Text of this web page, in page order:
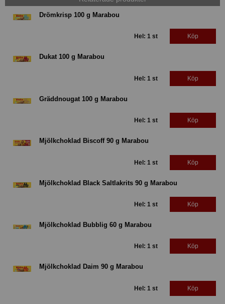
Drömkrisp 100 g Marabou
Hel: 1 st Köp
Dukat 100 g Marabou
Hel: 1 st Köp
Gräddnougat 100 g Marabou
Hel: 1 st Köp
Mjölkchoklad Biscoff 90 g Marabou
Hel: 1 st Köp
Mjölkchoklad Black Saltlakrits 90 g Marabou
Hel: 1 st Köp
Mjölkchoklad Bubblig 60 g Marabou
Hel: 1 st Köp
Mjölkchoklad Daim 90 g Marabou
Hel: 1 st Köp